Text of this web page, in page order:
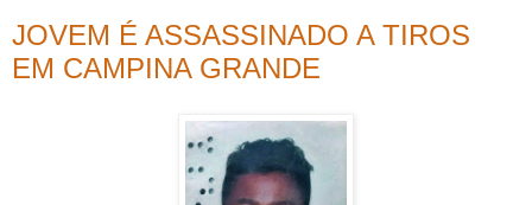
JOVEM É ASSASSINADO A TIROS
EM CAMPINA GRANDE